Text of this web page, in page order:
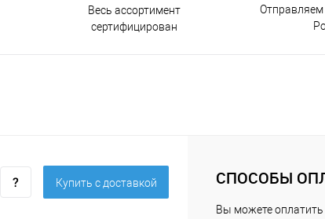
Весь ассортимент
сертифицирован
Отправляем
Купить c доставкой СПОСОБЫ
Вы можете оплатить